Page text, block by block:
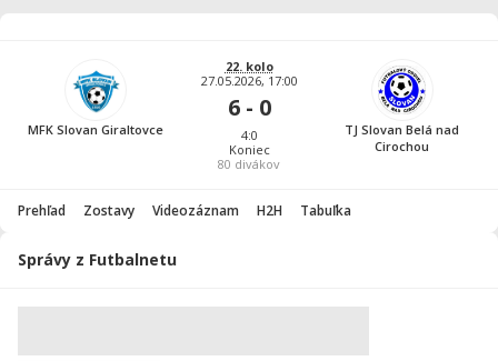
MFK Slovan Giraltovce
22. kolo
27.05.2026, 17:00
6 - 0
4:0
Koniec
80 divákov
TJ Slovan Belá nad
Cirochou
Prehľad Zostavy Videozáznam H2H Tabuľka
Správy z Futbalnetu